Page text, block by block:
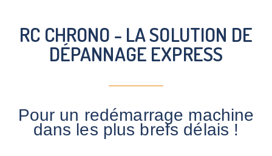
RC CHRONO - LA SOLUTION DE
DÉPANNAGE EXPRESS
Pour un redémarrage machine
dans les plus brefs délais !